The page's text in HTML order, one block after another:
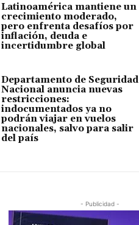
Latinoamérica mantiene un
crecimiento moderado,
pero enfrenta desafíos por
inflación, deuda e
incertidumbre global
Departamento de Seguridad
Nacional anuncia nuevas
restricciones:
indocumentados ya no
podrán viajar en vuelos
nacionales, salvo para salir
del país
- Publicidad -